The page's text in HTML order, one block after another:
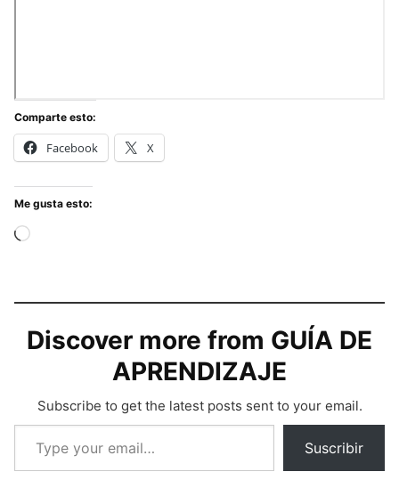
Comparte esto:
Facebook X
Me gusta esto:
Cargando...
Discover more from GUÍA DE
APRENDIZAJE
Subscribe to get the latest posts sent to your email.
Type your email…
Suscribir